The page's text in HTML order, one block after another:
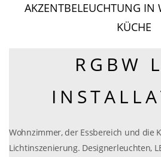
AKZENTBELEUCHTUNG
KÜCHE
RGBW
Wohnzimmer, der Essbereich und die
Lichtinszenierung. Designerleuchten,